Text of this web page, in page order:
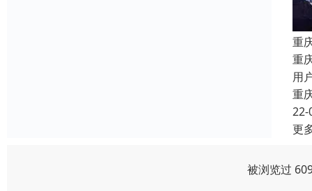
重
重
用
重
22-
更
被浏览过